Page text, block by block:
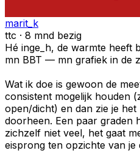
marit_k
ttc · 8 mnd bezig
Hé inge_h, de warmte heeft
mn BBT — mn grafiek in de
Wat ik doe is gewoon de
consistent mogelijk houden
open/dicht) en dan zie je
doorheen. Een paar graden
zichzelf niet veel, het gaat
eisprong ten opzichte van je